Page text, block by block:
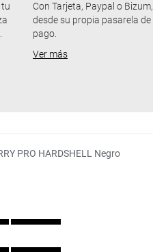
tu
Con Tarjeta, Paypal o Bizum,
desde su propia pasarela de
pago.
Ver más
PRO HARDSHELL Negro